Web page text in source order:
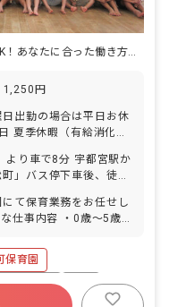
1,250円
出勤の場合は平日お休
夏季休暇（有給消化・
り加入） 慶弔休暇 介
より車で8分 宇都宮駅か
」バス停下車後、徒歩
有）
て保育業務をお任せし
のフォローやケア ・環
保育園
保険完備